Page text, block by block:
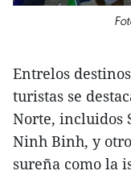
Entrelos
turistas se
Norte, incluidos
Ninh Binh, y
sureña como la